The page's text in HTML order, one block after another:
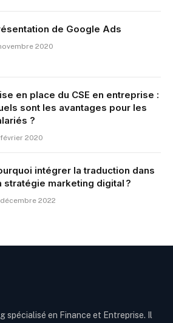
de Google Ads
2020
en place du CSE en entreprise :
sont les avantages pour les
?
février 2020
intégrer la traduction dans
stratégie marketing digital ?
décembre 2022
spécialisé en Finance et Entreprise. Il